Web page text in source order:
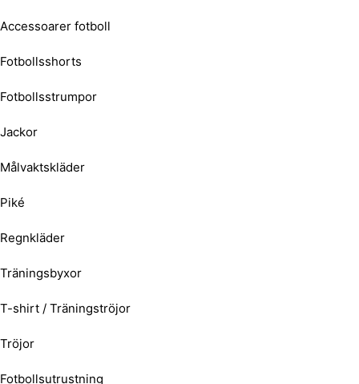
Accessoarer fotboll
Fotbollsshorts
Fotbollsstrumpor
Jackor
Målvaktskläder
Piké
Regnkläder
Träningsbyxor
T-shirt / Träningströjor
Tröjor
Fotbollsutrustning